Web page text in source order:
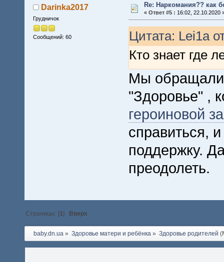
Darinka2017
Грудничок
Сообщений: 60
Re: Наркомания?? как
« Ответ #5 : 16:02, 22.10.2020
Цитата: Lei1a
Кто знает где
Мы
"Здоровье" ,
героиновой
справиться,
поддержку.
преодолеть.
Страницы: [1] Вверх
baby.dn.ua » Здоровье матери и ребёнка » Здоровье родителей